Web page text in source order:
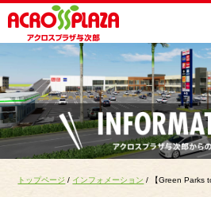
トップページ / インフォメーション / 【Green Parks